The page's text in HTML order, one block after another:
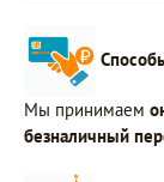
Мы принимаем
безналичный